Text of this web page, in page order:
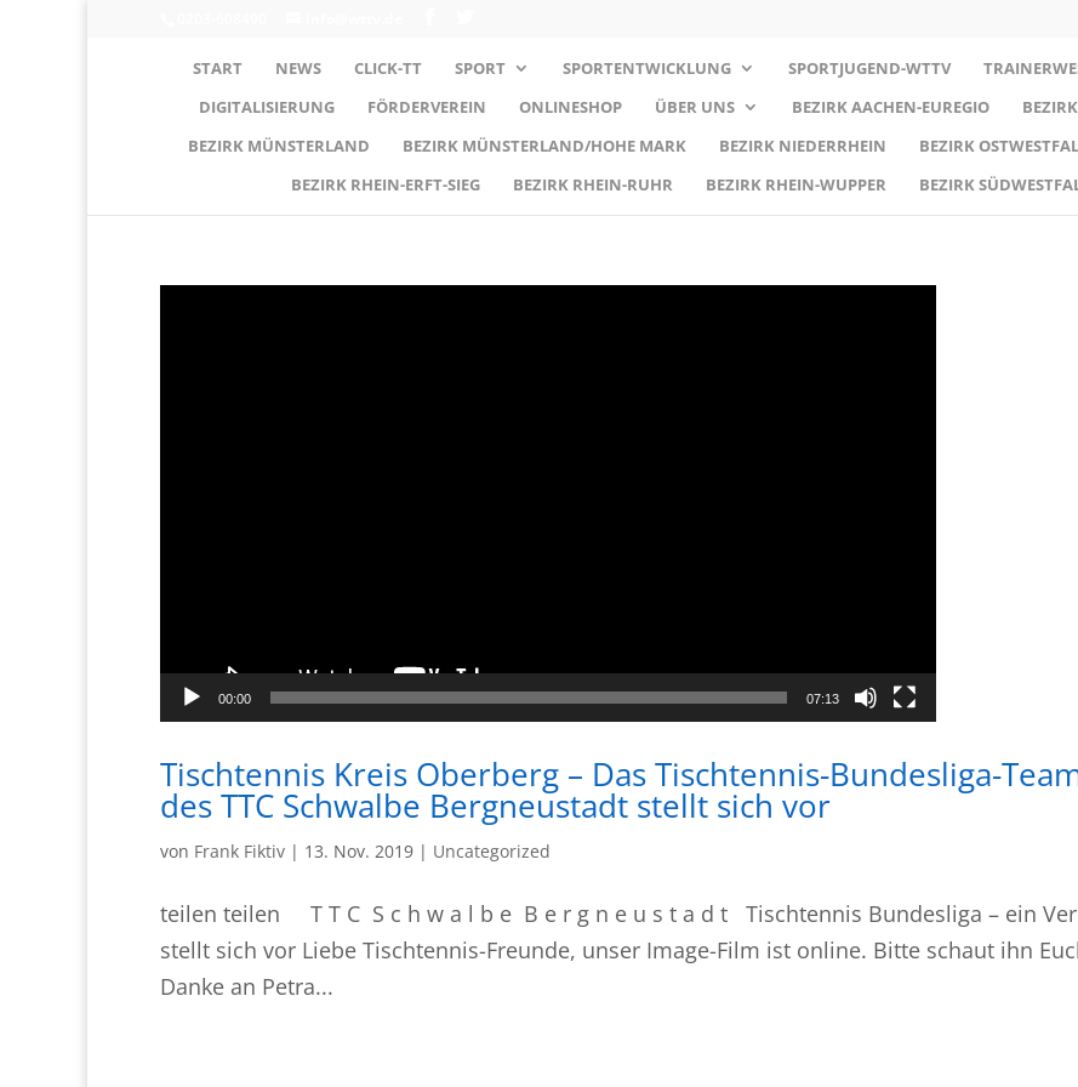
START NEWS CLICK-TT SPORT SPORTENTWICKLUNG SPORTJUGEND-WTTV
DIGITALISIERUNG
FÖRDERVEREIN ONLINESHOP ÜBER UNS BEZIRK AACHEN-EUREGIO
BEZIRK MÜNSTERLAND
BEZIRK MÜNSTERLAND/HOHE MARK BEZIRK NIEDERRHEIN BEZIRK
BEZIRK RHEIN-ERFT-SIEG
BEZIRK RHEIN-RUHR BEZIRK RHEIN-WUPPER BEZIRK
00:00 07:13
Tischtennis Kreis Oberberg – Das Tischtennis-Bundesliga-
des TTC Schwalbe Bergneustadt stellt sich vor
von Frank Fiktiv | 13. Nov. 2019 | Uncategorized
teilen teilen T T C S c h w a l b e B e r g n e u s t a d t Tischtennis Bundesliga – ein
stellt sich vor Liebe Tischtennis-Freunde, unser Image-Film ist online. Bitte schaut ihn
Danke an Petra...